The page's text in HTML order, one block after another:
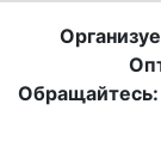
Обращайтесь: